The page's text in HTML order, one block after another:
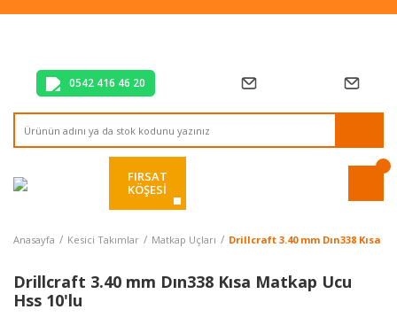
Tüm Alışverişlerde Vade Farksız 2 Taksit!
0542 416 46 20
FIRSAT
KÖŞESİ
Anasayfa Kesici Takımlar Matkap Uçları Drillcraft 3.40 mm Dın338 Kısa
Drillcraft 3.40 mm Dın338 Kısa Matkap Ucu
Hss 10'lu